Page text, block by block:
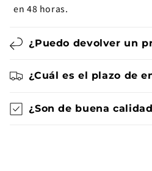
en 48 horas.
¿Puedo devolver un
¿Cuál es el plazo de
¿Son de buena